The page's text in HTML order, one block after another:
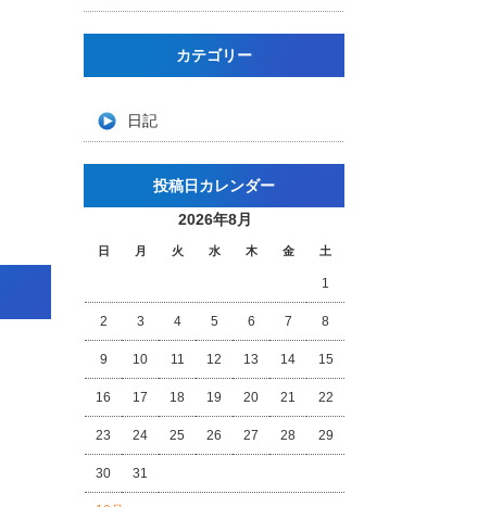
カテゴリー
日記
投稿日カレンダー
2026年8月
日 月 火 水 木 金 土
1
2 3 4 5 6 7 8
9 10 11 12 13 14 15
16 17 18 19 20 21 22
23 24 25 26 27 28 29
30 31